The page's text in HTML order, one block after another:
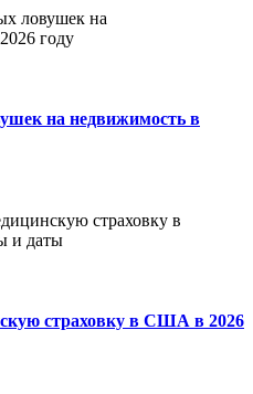
на недвижимость в
страховку в США в 2026